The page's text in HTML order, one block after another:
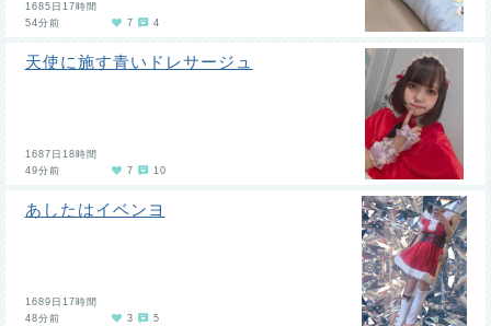
1685日17時間
54分前
7 4
天使に施す青いドレサージュ
1687日18時間
49分前
7 10
あしたはイベンヨ
1689日17時間
48分前
3 5